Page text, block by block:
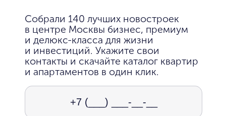
Собрали 140 лучших новостроек
в центре Москвы бизнес, премиум
и делюкс-класса для жизни
и инвестиций. Укажите свои
контакты и скачайте каталог квартир
и апартаментов в один клик.